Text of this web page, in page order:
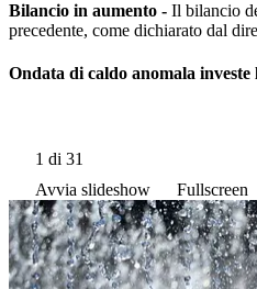
Bilancio in aumento - Il bilancio
precedente, come dichiarato dal
Ondata di caldo anomala
1 di 31
Avvia slideshow
Fullscreen